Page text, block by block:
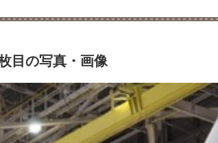
目の写真・画像